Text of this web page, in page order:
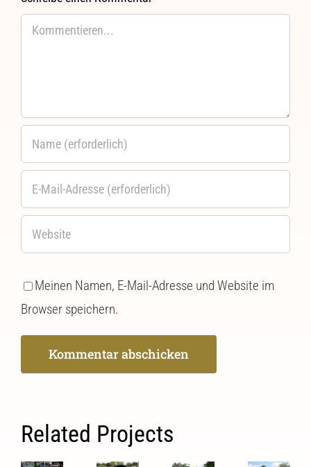
Kommentar
Meinen Namen, E-Mail-Adresse und Website im
Browser speichern.
Related Projects